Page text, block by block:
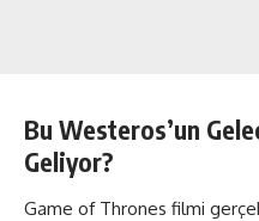
Bu Westeros’un
Geliyor?
Game of Thrones filmi